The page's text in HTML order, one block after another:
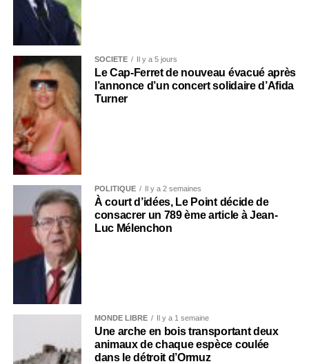
SOCIÉTÉ Il y a 5 jours
Le Cap-Ferret de nouveau évacué après
l’annonce d’un concert solidaire d’Afida
Turner
POLITIQUE Il y a 2 semaines
À court d’idées, Le Point décide de
consacrer un 789 ème article à Jean-
Luc Mélenchon
MONDE LIBRE Il y a 1 semaine
Une arche en bois transportant deux
animaux de chaque espèce coulée
dans le détroit d’Ormuz